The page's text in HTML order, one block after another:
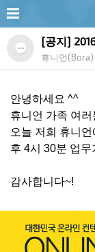
[공지]
휴니언(Bora)
안녕하세요 ^^
휴니언 가족 여러
오늘 저희 휴니
후 4시 30분 업
감사합니다~!